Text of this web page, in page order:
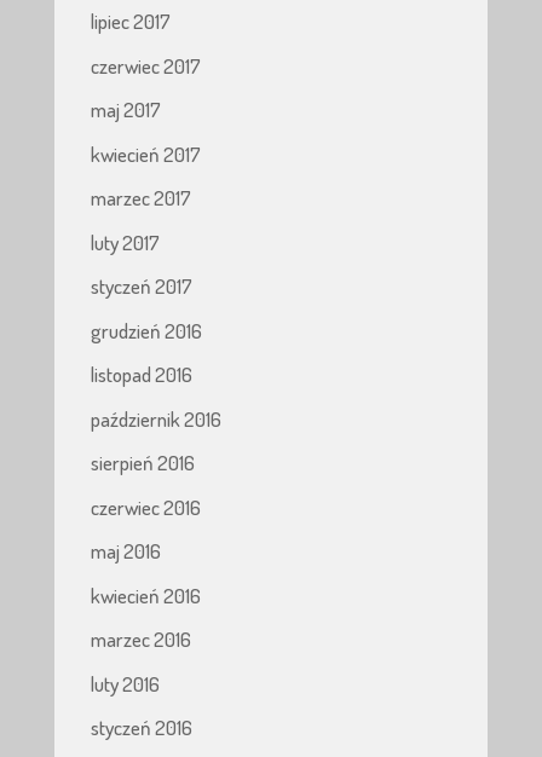
lipiec 2017
czerwiec 2017
maj 2017
kwiecień 2017
marzec 2017
luty 2017
styczeń 2017
grudzień 2016
listopad 2016
październik 2016
sierpień 2016
czerwiec 2016
maj 2016
kwiecień 2016
marzec 2016
luty 2016
styczeń 2016